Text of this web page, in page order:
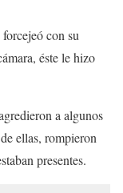
con su
éste le hizo
a algunos
ellas, rompieron
presentes.